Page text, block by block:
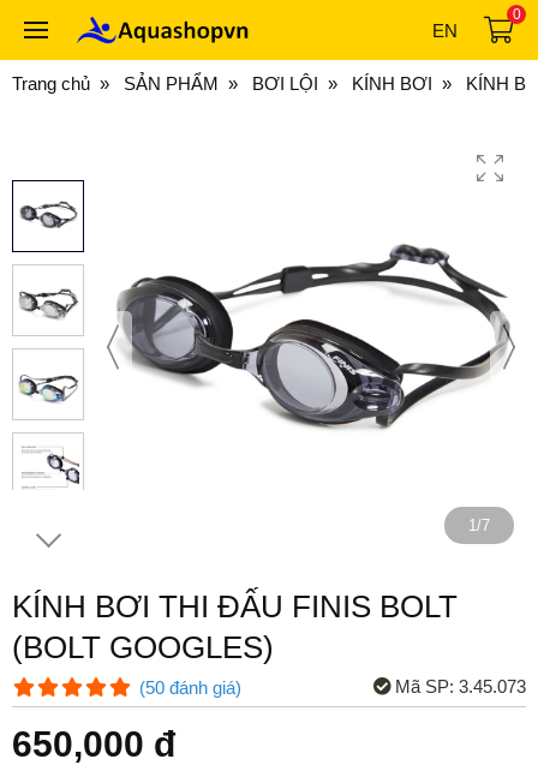
EN
0
Trang chủ SẢN PHẨM BƠI LỘI KÍNH BƠI KÍNH
1/7
KÍNH BƠI THI ĐẤU FINIS BOLT
(BOLT GOOGLES)
(50 đánh giá) Mã SP: 3.45.073
650,000 đ